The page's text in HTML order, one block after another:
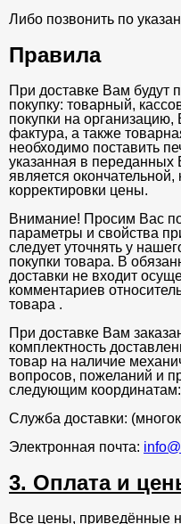
Либо позвонить по
Правила
При доставке Вам будут
покупку: товарный,
покупки на
фактура, а также
необходимо поставить
указанная в переданных
является
корректировки цены.
Внимание! Просим Вас
параметры и свойства
следует уточнять у
покупки товара. В
доставки не входит
комментариев
товара .
При доставке Вам
комплектность
товар на наличие
вопросов, пожеланий и
следующим координатам:
Служба доставки:
Электронная почта:
3. Оплата и
Все цены, приведённые